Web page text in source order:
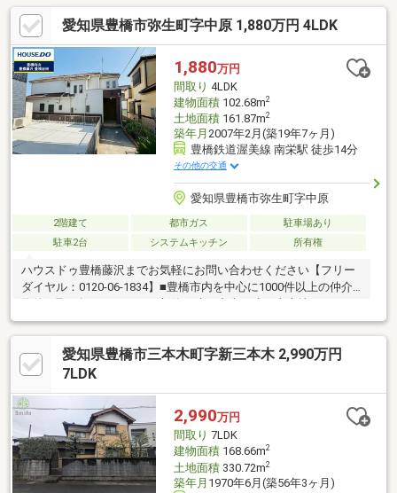
もスッキリ整理できます！〇3台分の駐車スペースで、家族の車も
来客も安心。ゆとりある駐車環境が実現します♪〇前面に建物がな
いため日中明るく、プライバシーも守られた環境です♪■■□リフォ
ーム箇所□■■・和室→洋室・キッチン・トイレ・風呂・洗面台■□
住宅ローンのご相談や、現地内覧のご予約等いつでも承っており
ます♪□■
愛知県豊橋市弥生町字中原 1,880万円 4LDK
1,880万円
間取り 4LDK
建物面積102.68m2
土地面積161.87m2
築年月 2007年2月(築19年7ヶ月)
豊橋鉄道渥美線 南栄駅 徒歩14分
その他の交通
愛知県豊橋市弥生町字中原
2階建て 都市ガス
駐車場あり
駐車2台
システムキッチン 所有権
ハウスドゥ豊橋藤沢までお気軽にお問い合わせください【フリー
ダイヤル：0120-06-1834】■豊橋市内を中心に1000件以上の仲介
ョンまで幅広くご紹介しております。当物件以外にも多数の物件
をご紹介できます。まずはお気軽にお電話、ご来店くださいま
せ！【対応言語：英語 ／ポルトガル語（language：English／
Portuguese）】■住宅ローンの相談も承っております。当社のご
ローン残債を残して購入された方も、おてつだいさせて頂きまし
た。ぜひご相談ください！
愛知県豊橋市三本木町字新三本木 2,990万円
7LDK
2,990万円
間取り 7LDK
建物面積168.66m2
土地面積330.72m2
築年月 1970年6月(築56年3ヶ月)